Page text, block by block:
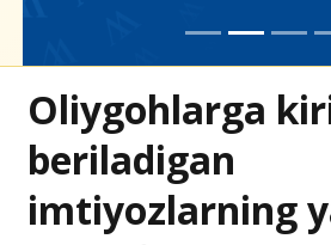
Oliygohlarga
beriladigan
imtiyozlarning